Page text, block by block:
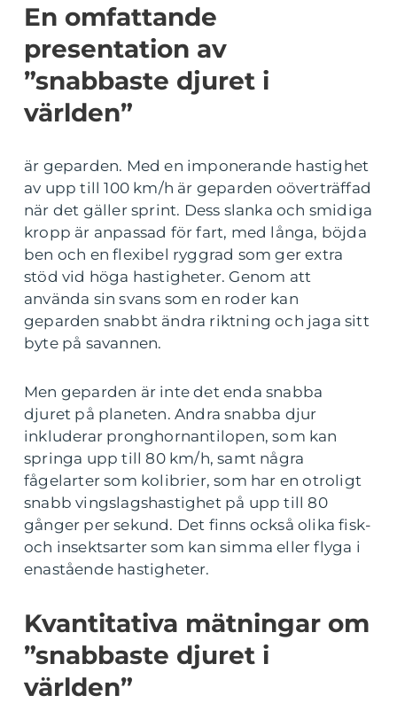
En omfattande
presentation av
”snabbaste djuret i
världen”
är geparden. Med en imponerande hastighet
av upp till 100 km/h är geparden oöverträffad
när det gäller sprint. Dess slanka och smidiga
kropp är anpassad för fart, med långa, böjda
ben och en flexibel ryggrad som ger extra
stöd vid höga hastigheter. Genom att
använda sin svans som en roder kan
geparden snabbt ändra riktning och jaga sitt
byte på savannen.
Men geparden är inte det enda snabba
djuret på planeten. Andra snabba djur
inkluderar pronghornantilopen, som kan
springa upp till 80 km/h, samt några
fågelarter som kolibrier, som har en otroligt
snabb vingslagshastighet på upp till 80
gånger per sekund. Det finns också olika fisk-
och insektsarter som kan simma eller flyga i
enastående hastigheter.
Kvantitativa mätningar om
”snabbaste djuret i
världen”